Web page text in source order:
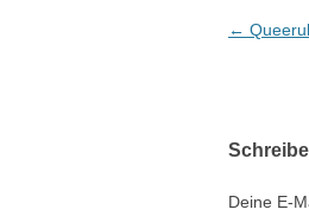
Beitrags-
←
Deine E-